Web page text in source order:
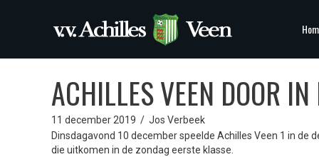
ACHILLES VEEN DOOR
11 december 2019 / Jos Verbeek
Dinsdagavond 10 december speelde Achilles Veen 1 in de
die uitkomen in de zondag eerste klasse.